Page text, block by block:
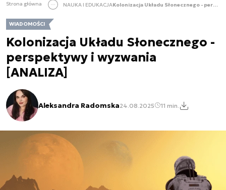
Strona główna NAUKA I EDUKACJA Kolonizacja Układu Słonecznego - perspektywy i wyzwania [ANALIZA]
WIADOMOŚCI
Kolonizacja Układu Słonecznego -
perspektywy i wyzwania
[ANALIZA]
Aleksandra Radomska24.08.2025 11 min.